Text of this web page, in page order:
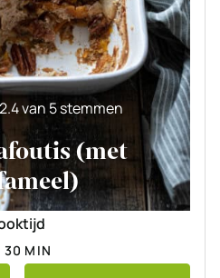
2.4van 5stemmen
(met
30 MINUTEN
MIN